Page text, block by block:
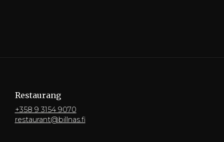
Restaurang
+358 9 3154 9070
restaurant@billnas.fi